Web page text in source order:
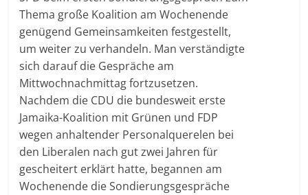
Thema große Koalition am Wochenende
genügend Gemeinsamkeiten festgestellt,
um weiter zu verhandeln. Man verständigte
sich darauf die Gespräche am
Mittwochnachmittag fortzusetzen.
Nachdem die CDU die bundesweit erste
Jamaika-Koalition mit Grünen und FDP
wegen anhaltender Personalquerelen bei
den Liberalen nach gut zwei Jahren für
gescheitert erklärt hatte, begannen am
Wochenende die Sondierungsgespräche